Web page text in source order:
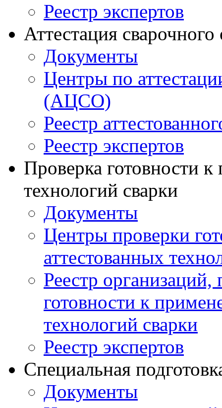
Реестр экспертов
Аттестация
Документы
Центры по
(АЦСО)
Реестр
Реестр экспертов
Проверка готовности
технологий сварки
Документы
Центры проверки
аттестованных
Реестр
готовности к
технологий сварки
Реестр экспертов
Специальная
Документы